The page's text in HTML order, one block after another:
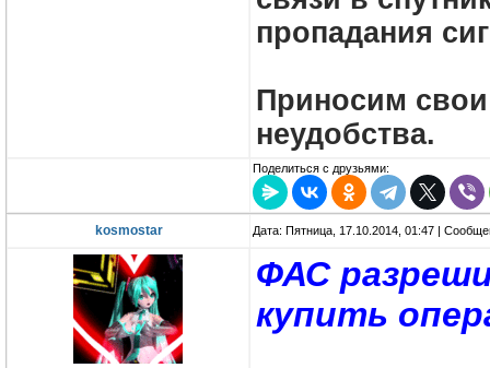
пропадания
Приносим
неудобства.
Поделиться с друзьями:
kosmostar Дата: Пятница, 17.10.2014, 01:47 |
ФАС
купить